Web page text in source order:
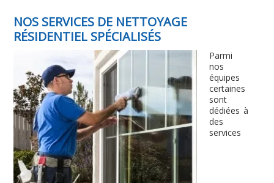
NOS SERVICES DE NETTOYAGE
RÉSIDENTIEL SPÉCIALISÉS
Parmi
nos
équipes
certaines
sont
dédiées à
des
services